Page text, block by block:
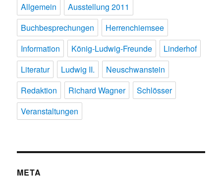
Allgemein
Ausstellung 2011
Buchbesprechungen
Herrenchiemsee
Information
König-Ludwig-Freunde
Linderhof
Literatur
Ludwig II.
Neuschwanstein
Redaktion
Richard Wagner
Schlösser
Veranstaltungen
META